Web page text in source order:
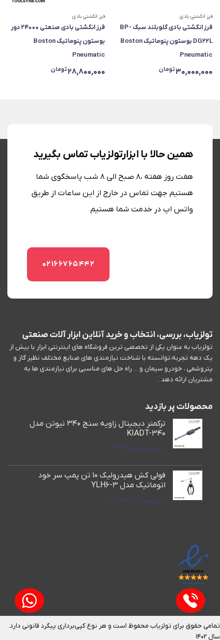
فرز انگشتی بادی
فرز انگشتی بادی گلوبلند سبک BP-
DG22L بوستون پنوماتیک Boston
Pneumatic
30,000,000تومان
فرز انگشتی بادی
فرز انگشتی بادی صنعتی ۲۴۰۰۰ دور
بوستون پنوماتیک Boston
Pneumatic
28,800,000تومان
همین حالا با ابزارتولزیاب تماس بگیرید
هفت روز هفته ،8 صبح الی 8 شب پاسخگوی شما
هستیم جهت تماس در خارج از این ساعات از طریق
واتس اپ در خدمت شما هستیم
02166765442
تولزیاب، بررسی، انتخاب و خرید آنلاین ابزار آلات صنعتی
تولزیاب به عنوان یکی از تخصصی ترین فروشگاه های اینترنتی ابزار با بیش از
یک دهه تجربه،توانسته با شناخت نیازمندی های صنایع مختلف نظیز گاز و
پتروشمی ، خودرو سیمان و ... راه حل های مناسبی برای نیازمندی ها به
مشتریان ارائه دهد .
محصولات پر بازدید
ترکمتر دیجیتال زاویه سنج 340 نیوتن مدل
KIADT-340
168,900,000تومان
فولی کش هیدرولیک 10 تن پمپ سر خود
اتوماتیک مدل YLH6-3
260,800,000تومان
تمامی حقوق برای تولزیاب محفوظ است و هر نوع کپی‌برداری پیگرد قانونی دارد.
سال ۱۴۰۲